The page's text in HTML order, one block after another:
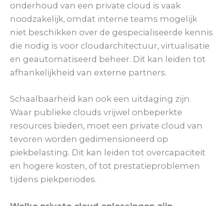
onderhoud van een private cloud is vaak
noodzakelijk, omdat interne teams mogelijk
niet beschikken over de gespecialiseerde kennis
die nodig is voor cloudarchitectuur, virtualisatie
en geautomatiseerd beheer. Dit kan leiden tot
afhankelijkheid van externe partners.
Schaalbaarheid kan ook een uitdaging zijn.
Waar publieke clouds vrijwel onbeperkte
resources bieden, moet een private cloud van
tevoren worden gedimensioneerd op
piekbelasting. Dit kan leiden tot overcapaciteit
en hogere kosten, of tot prestatieproblemen
tijdens piekperiodes.